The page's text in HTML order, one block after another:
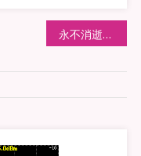
永不消逝的电波里面的自制电台是怎么样的